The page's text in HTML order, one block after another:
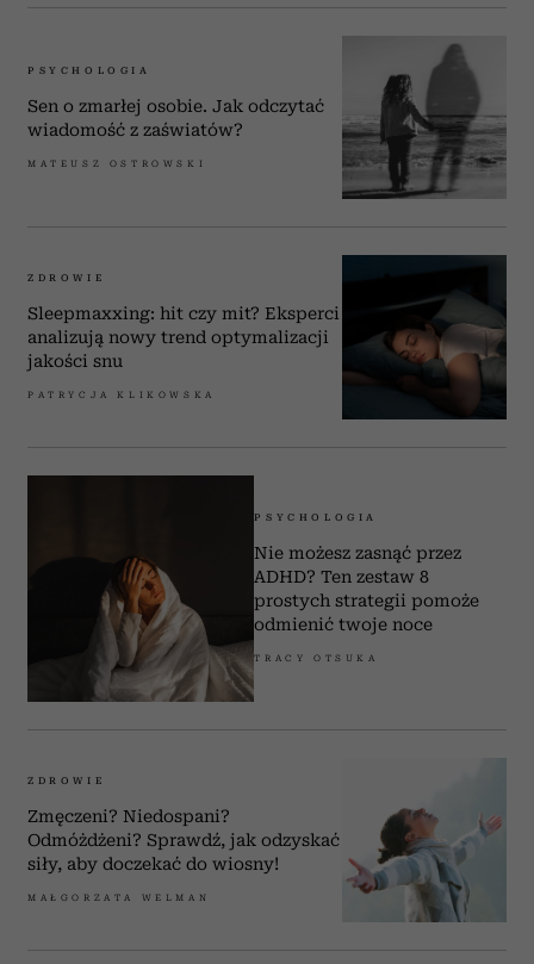
PSYCHOLOGIA
Sen o zmarłej osobie. Jak odczytać
wiadomość z zaświatów?
MATEUSZ OSTROWSKI
ZDROWIE
Sleepmaxxing: hit czy mit? Eksperci
analizują nowy trend optymalizacji
jakości snu
PATRYCJA KLIKOWSKA
PSYCHOLOGIA
Nie możesz zasnąć przez
ADHD? Ten zestaw 8
prostych strategii pomoże
odmienić twoje noce
TRACY OTSUKA
ZDROWIE
Zmęczeni? Niedospani?
Odmóżdżeni? Sprawdź, jak odzyskać
siły, aby doczekać do wiosny!
MAŁGORZATA WELMAN